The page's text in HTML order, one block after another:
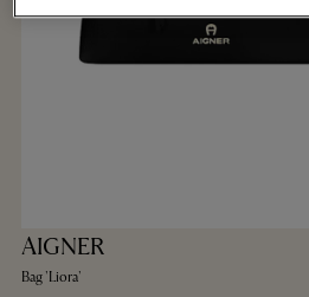
AIGNER
Bag 'Liora'